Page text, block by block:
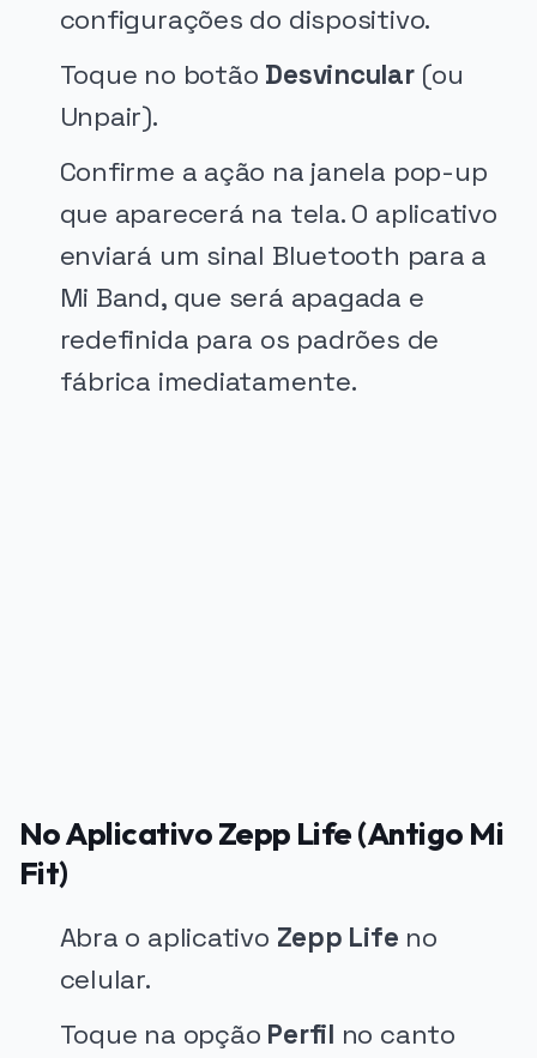
configurações do dispositivo.
Toque no botão Desvincular(ou
Unpair).
Confirme a ação na janela pop-up
que aparecerá na tela. O aplicativo
enviará um sinal Bluetooth para a
Mi Band, que será apagada e
redefinida para os padrões de
fábrica imediatamente.
No Aplicativo Zepp Life (Antigo Mi
Fit)
Abra o aplicativo Zepp Life no
celular.
Toque na opção Perfil no canto